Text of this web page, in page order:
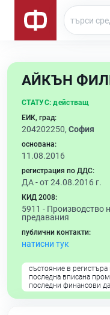
АЙКЪН
СТАТУС: действащ
ЕИК, град:
204202250, София
основана:
11.08.2016
регистрация по ДДС:
ДА - от 24.08.2016 г.
КИД 2008:
5911 - Производство
предавания
публични контакти:
натисни тук
състояние в
последна вписана
последни финансови